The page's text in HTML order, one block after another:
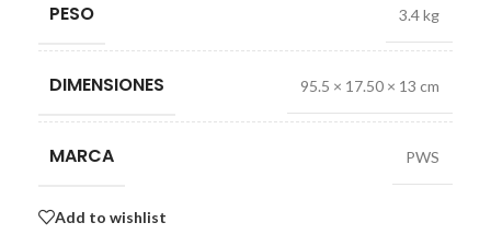
PESO 3.4 kg
DIMENSIONES 95.5 × 17.50 × 13 cm
MARCA PWS
Add to wishlist